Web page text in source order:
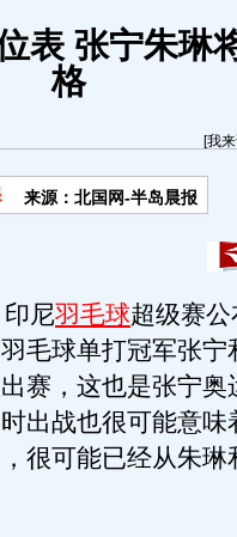
表 张宁朱琳
格
[我
来源：北国网-半岛晨报
尼羽毛球超级赛
毛球单打冠军张宁
赛，这也是张宁奥
出战也很可能意味
很可能已经从朱琳